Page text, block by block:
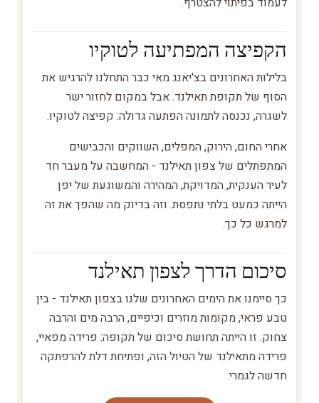
הקפיצה המפתיעה לטוקיו
בלילות האחרונים בצ'יאנג מאי כבר התחלנו להרגיש את
הסוף של תקופת תאילנד. אבל במקום לחזור ישר
לשגרה, נכנסה לתמונה הפתעה גדולה: קפיצה לטוקיו.
אחרי החום, הירוק, המפלים, השווקים והכבישים
המתפתלים של צפון תאילנד - המחשבה על מעבר חד
לעיר הענקית, המדויקת, המהירה והמשוגעת של יפן
הייתה כמעט בלתי נתפסת. וזה בדיוק מה שהפך את זה
למרגש כל כך.
סיכום הדרך לצפון תאילנד
כך סיימנו את הימים האחרונים שלנו בצפון תאילנד - בין
טבע פראי, מקומות מוזרים וכיפיים, הרבה מים והרבה
צחוק. זו הייתה תחושת סיכום של תקופה: פרידה מפאיי,
פרידה מתאילנד של הטיול הזה, ופתיחת דלת להרפתקה
חדשה לגמרי.